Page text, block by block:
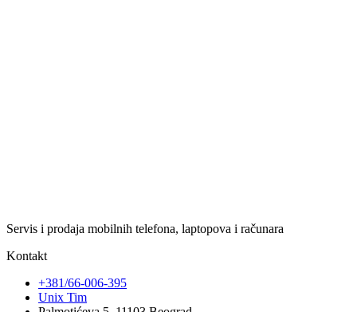
Servis i prodaja mobilnih telefona, laptopova i računara
Kontakt
+381/66-006-395
Unix Tim